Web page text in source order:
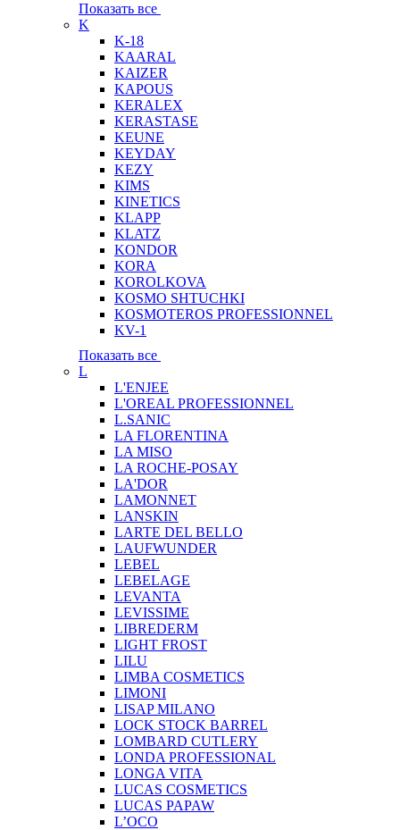
Показать все
K
K-18
KAARAL
KAIZER
KAPOUS
KERALEX
KERASTASE
KEUNE
KEYDAY
KEZY
KIMS
KINETICS
KLAPP
KLATZ
KONDOR
KORA
KOROLKOVA
KOSMO SHTUCHKI
KOSMOTEROS PROFESSIONNEL
KV-1
Показать все
L
L'ENJEE
L'OREAL PROFESSIONNEL
L.SANIC
LA FLORENTINA
LA MISO
LA ROCHE-POSAY
LA'DOR
LAMONNET
LANSKIN
LARTE DEL BELLO
LAUFWUNDER
LEBEL
LEBELAGE
LEVANTA
LEVISSIME
LIBREDERM
LIGHT FROST
LILU
LIMBA COSMETICS
LIMONI
LISAP MILANO
LOCK STOCK BARREL
LOMBARD CUTLERY
LONDA PROFESSIONAL
LONGA VITA
LUCAS COSMETICS
LUCAS PAPAW
L’OCO